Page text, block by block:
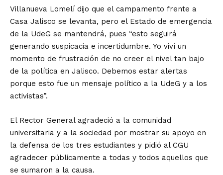
Villanueva Lomelí dijo que el campamento frente a
Casa Jalisco se levanta, pero el Estado de emergencia
de la UdeG se mantendrá, pues “esto seguirá
generando suspicacia e incertidumbre. Yo viví un
momento de frustración de no creer el nivel tan bajo
de la política en Jalisco. Debemos estar alertas
porque esto fue un mensaje político a la UdeG y a los
activistas”.
El Rector General agradeció a la comunidad
universitaria y a la sociedad por mostrar su apoyo en
la defensa de los tres estudiantes y pidió al CGU
agradecer públicamente a todas y todos aquellos que
se sumaron a la causa.